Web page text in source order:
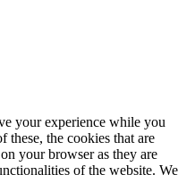
your experience while you
these, the cookies that are
your browser as they are
of the website. We